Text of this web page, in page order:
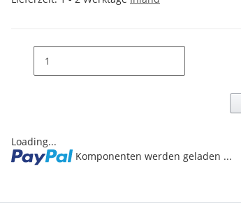
Loading...
Komponenten werden geladen ...